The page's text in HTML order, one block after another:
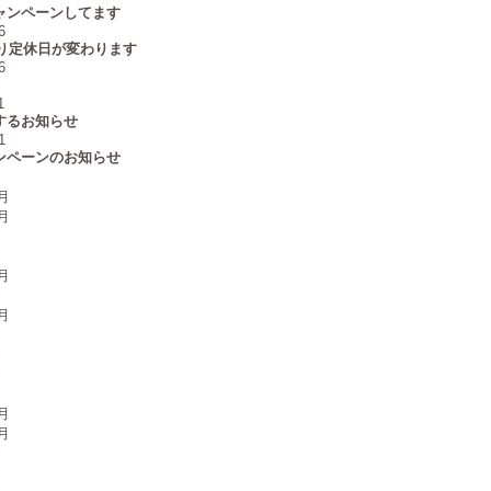
ンペーンしてます
定休日が変わります
るお知らせ
ペーンのお知らせ